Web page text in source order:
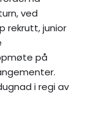
ved
rekrutt, junior
på
i regi av